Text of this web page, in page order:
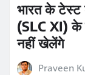
भारत के टेस्ट
(SLC XI) के
नहीं खेलेंगे
Praveen